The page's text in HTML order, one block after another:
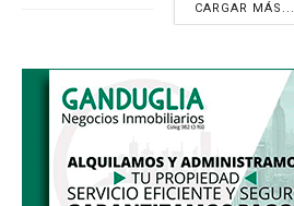
CARGAR MÁS...